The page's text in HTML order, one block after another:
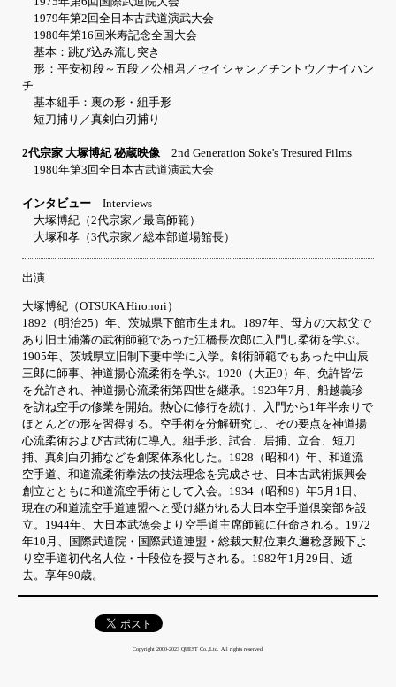
1979年第2回全日本古武道演武大会
1980年第16回米寿記念全国大会
基本：跳び込み流し突き
形：平安初段～五段／公相君／セイシャン／チントウ／ナイハン
チ
基本組手：裏の形・組手形
短刀捕り／真剣白刃捕り
2代宗家 大塚博紀 秘蔵映像 2nd Generation Soke's Tresured Films
1980年第3回全日本古武道演武大会
インタビュー Interviews
大塚博紀（2代宗家／最高師範）
大塚和孝（3代宗家／総本部道場館長）
出演
大塚博紀（OTSUKA Hironori）
1892（明治25）年、茨城県下館市生まれ。1897年、母方の大叔父で
あり旧土浦藩の武術師範であった江橋長次郎に入門し柔術を学ぶ。
1905年、茨城県立旧制下妻中学に入学。剣術師範でもあった中山辰
三郎に師事、神道揚心流柔術を学ぶ。1920（大正9）年、免許皆伝
を允許され、神道揚心流柔術第四世を継承。1923年7月、船越義珍
を訪ね空手の修業を開始。熱心に修行を続け、入門から1年半余りで
ほとんどの形を習得する。空手術を分解研究し、その要点を神道揚
心流柔術および古武術に導入。組手形、試合、居捕、立合、短刀
捕、真剣白刃捕などを創案体系化した。1928（昭和4）年、和道流
空手道、和道流柔術拳法の技法理念を完成させ、日本古武術振興会
創立とともに和道流空手術として入会。1934（昭和9）年5月1日、
現在の和道流空手道連盟へと受け継がれる大日本空手道倶楽部を設
立。1944年、大日本武徳会より空手道主席師範に任命される。1972
年10月、国際武道院・国際武道連盟・総裁大勲位東久邇稔彦殿下よ
り空手道初代名人位・十段位を授与される。1982年1月29日、逝
去。享年90歳。
Copyright 2000-2023 QUEST Co.,Ltd. All rights reserved.